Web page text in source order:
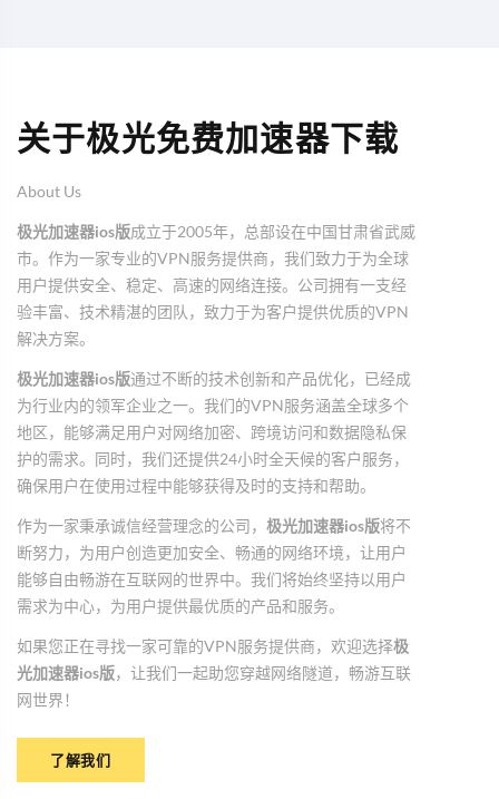
关于极光免费加速器下载
About Us
极光加速器ios版成立于2005年，总部设在中国甘肃省武威
市。作为一家专业的VPN服务提供商，我们致力于为全球
用户提供安全、稳定、高速的网络连接。公司拥有一支经
验丰富、技术精湛的团队，致力于为客户提供优质的VPN
解决方案。
极光加速器ios版通过不断的技术创新和产品优化，已经成
为行业内的领军企业之一。我们的VPN服务涵盖全球多个
地区，能够满足用户对网络加密、跨境访问和数据隐私保
护的需求。同时，我们还提供24小时全天候的客户服务，
确保用户在使用过程中能够获得及时的支持和帮助。
作为一家秉承诚信经营理念的公司， 极光加速器ios版将不
断努力，为用户创造更加安全、畅通的网络环境，让用户
能够自由畅游在互联网的世界中。我们将始终坚持以用户
需求为中心，为用户提供最优质的产品和服务。
如果您正在寻找一家可靠的VPN服务提供商，欢迎选择极
光加速器ios版，让我们一起助您穿越网络隧道，畅游互联
网世界！
了解我们